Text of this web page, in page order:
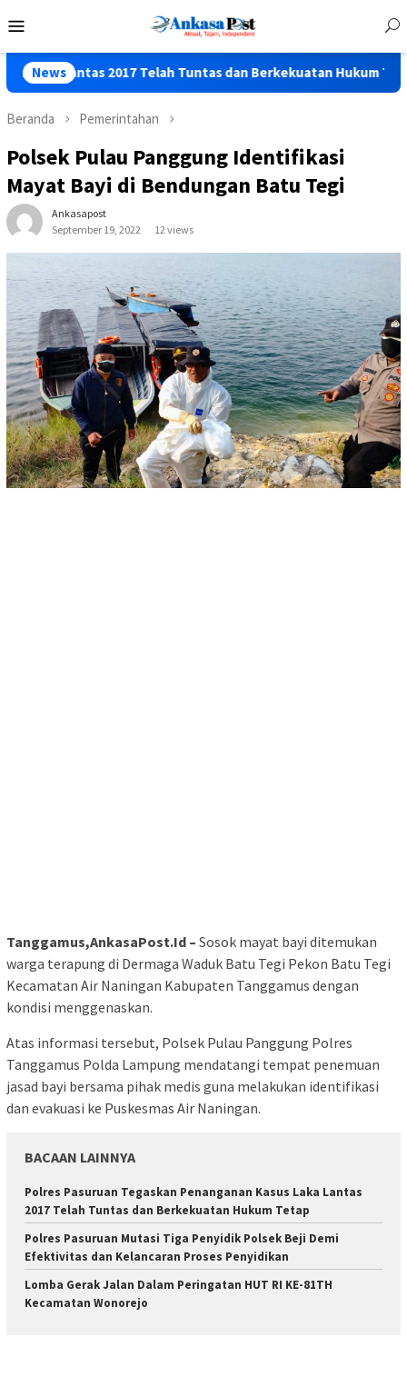
ke
Mobile
News
2017 Telah Tuntas dan Berkekuatan Hukum Tetap
Beranda Pemerintahan
Polsek Pulau Panggung Identifikasi
Mayat Bayi di Bendungan Batu Tegi
Ankasapost
September 19, 2022
12 views
Tanggamus,AnkasaPost.Id – Sosok mayat bayi ditemukan
warga terapung di Dermaga Waduk Batu Tegi Pekon Batu Tegi
Kecamatan Air Naningan Kabupaten Tanggamus dengan
kondisi menggenaskan.
Atas informasi tersebut, Polsek Pulau Panggung Polres
Tanggamus Polda Lampung mendatangi tempat penemuan
jasad bayi bersama pihak medis guna melakukan identifikasi
dan evakuasi ke Puskesmas Air Naningan.
BACAAN LAINNYA
Polres Pasuruan Tegaskan Penanganan Kasus Laka Lantas
2017 Telah Tuntas dan Berkekuatan Hukum Tetap
Polres Pasuruan Mutasi Tiga Penyidik Polsek Beji Demi
Efektivitas dan Kelancaran Proses Penyidikan
Lomba Gerak Jalan Dalam Peringatan HUT RI KE-81TH
Kecamatan Wonorejo